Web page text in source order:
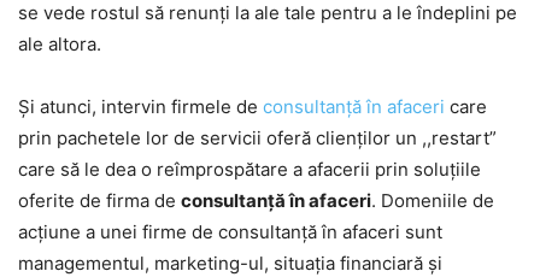
se vede rostul să renunți la ale tale pentru a le îndeplini pe
ale altora.
Și atunci, intervin firmele de consultanță în afaceri care
prin pachetele lor de servicii oferă clienților un ,,restart”
care să le dea o reîmprospătare a afacerii prin soluțiile
oferite de firma de consultanță în afaceri. Domeniile de
acțiune a unei firme de consultanță în afaceri sunt
managementul, marketing-ul, situația financiară și